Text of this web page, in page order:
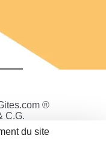
®
C.G.
du site